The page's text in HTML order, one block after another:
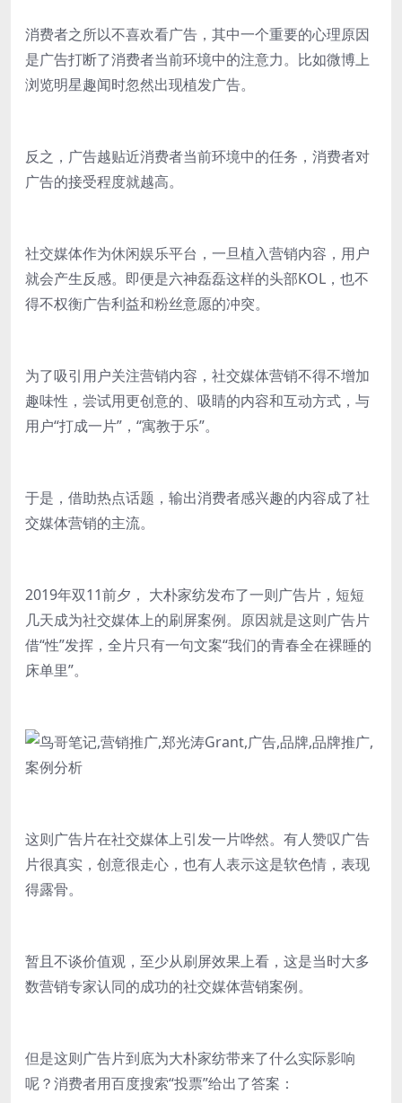
消费者之所以不喜欢看广告，其中一个重要的心理原因
是广告打断了消费者当前环境中的注意力。比如微博上
浏览明星趣闻时忽然出现植发广告。
反之，广告越贴近消费者当前环境中的任务，消费者对
广告的接受程度就越高。
社交媒体作为休闲娱乐平台，一旦植入营销内容，用户
就会产生反感。即便是六神磊磊这样的头部KOL，也不
得不权衡广告利益和粉丝意愿的冲突。
为了吸引用户关注营销内容，社交媒体营销不得不增加
趣味性，尝试用更创意的、吸睛的内容和互动方式，与
用户“打成一片”，“寓教于乐”。
于是，借助热点话题，输出消费者感兴趣的内容成了社
交媒体营销的主流。
2019年双11前夕， 大朴家纺发布了一则广告片，短短
几天成为社交媒体上的刷屏案例。原因就是这则广告片
借“性”发挥，全片只有一句文案“我们的青春全在裸睡的
床单里”。
这则广告片在社交媒体上引发一片哗然。有人赞叹广告
片很真实，创意很走心，也有人表示这是软色情，表现
得露骨。
暂且不谈价值观，至少从刷屏效果上看，这是当时大多
数营销专家认同的成功的社交媒体营销案例。
但是这则广告片到底为大朴家纺带来了什么实际影响
呢？消费者用百度搜索“投票”给出了答案：